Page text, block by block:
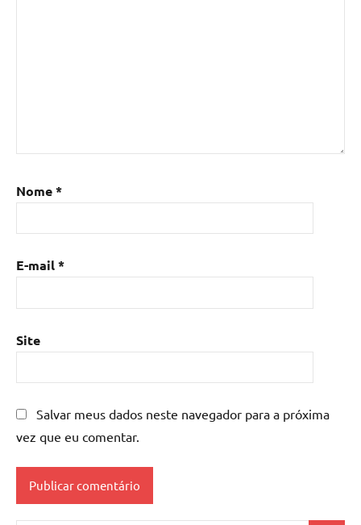
Nome*
E-mail*
Site
Salvar meus dados neste navegador para a próxima
vez que eu comentar.